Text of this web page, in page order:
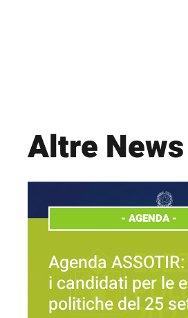
Altre News
- AGENDA-
Agenda
i candidati per le
politiche del 25